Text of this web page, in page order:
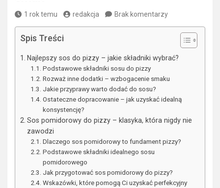
1 rok temu redakcja Brak komentarzy
Spis Treści
Najlepszy sos do pizzy – jakie składniki wybrać?
Podstawowe składniki sosu do pizzy
Rozważ inne dodatki – wzbogacenie smaku
Jakie przyprawy warto dodać do sosu?
Ostateczne dopracowanie – jak uzyskać idealną
konsystencję?
Sos pomidorowy do pizzy – klasyka, która nigdy nie
zawodzi
Dlaczego sos pomidorowy to fundament pizzy?
Podstawowe składniki idealnego sosu
pomidorowego
Jak przygotować sos pomidorowy do pizzy?
Wskazówki, które pomogą Ci uzyskać perfekcyjny